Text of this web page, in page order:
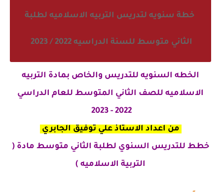
خطة سنويه لتدريس التربيه الاسلاميه لطلبة
الثاني متوسط للسنة الدراسيه 2022 / 2023
الخطه السنويه للتدريس والخاص بمادة التربيه
الاسلاميه للصف الثاني المتوسط للعام الدراسي
2022 - 2023
من اعداد الاستاذ علي توفيق الجابري
خطط للتدريس السنوي لطلبة الثاني متوسط مادة (
التربية الاسلاميه )